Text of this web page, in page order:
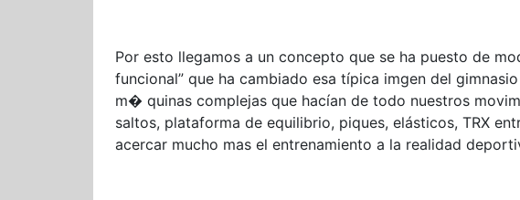
Por esto llegamos a un concepto que se ha puesto de
funcional” que ha cambiado esa típica imgen del
m� quinas complejas que hacían de todo nuestros
saltos, plataforma de equilibrio, piques, elásticos, TRX
acercar mucho mas el entrenamiento a la realidad